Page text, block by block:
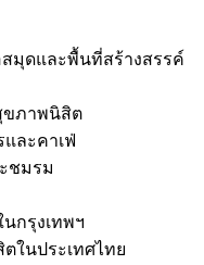
มุดและพื้นที่สร้างสรรค์
ขภาพนิสิต
และคาเฟ่
ชมรม
กรุงเทพฯ
ในประเทศไทย